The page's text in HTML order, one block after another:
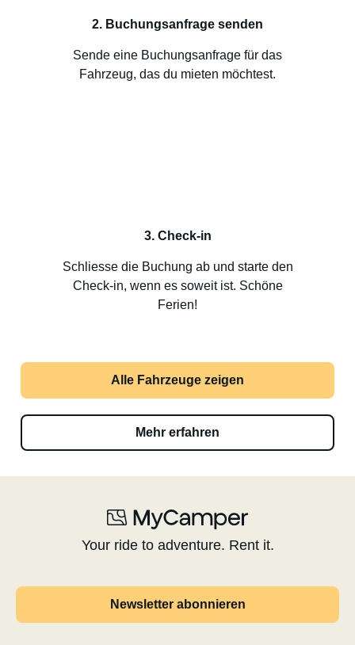
2. Buchungsanfrage senden
Sende eine Buchungsanfrage für das
Fahrzeug, das du mieten möchtest.
3. Check-in
Schliesse die Buchung ab und starte den
Check-in, wenn es soweit ist. Schöne
Ferien!
Alle Fahrzeuge zeigen
Mehr erfahren
Your ride to adventure. Rent it.
Newsletter abonnieren